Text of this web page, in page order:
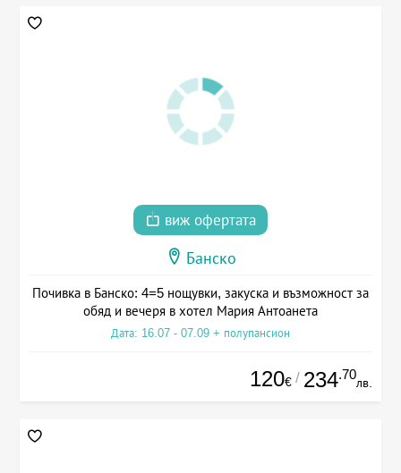
виж офертата
Банско
Почивка в Банско: 4=5 нощувки, закуска и възможност за
обяд и вечеря в хотел Мария Антоанета
Дата: 16.07 - 07.09 + полупансион
120€ / 234.70
лв.